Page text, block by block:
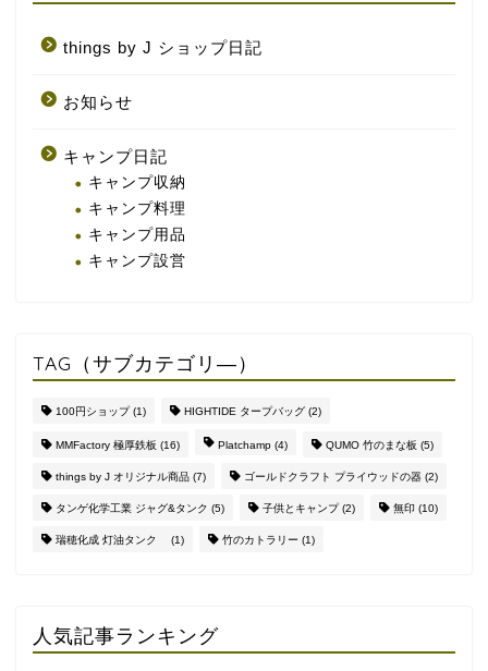
things by J ショップ日記
お知らせ
キャンプ日記
キャンプ収納
キャンプ料理
キャンプ用品
キャンプ設営
TAG（サブカテゴリ―）
100円ショップ(1) HIGHTIDE タープバッグ (2)
MMFactory 極厚鉄板 (16) Platchamp (4) QUMO 竹のまな板 (5)
things by J オリジナル商品 (7) ゴールドクラフト プライウッドの器 (2)
タンゲ化学工業 ジャグ&タンク (5) 子供とキャンプ(2) 無印 (10)
瑞穂化成 灯油タンク (1) 竹のカトラリー (1)
人気記事ランキング